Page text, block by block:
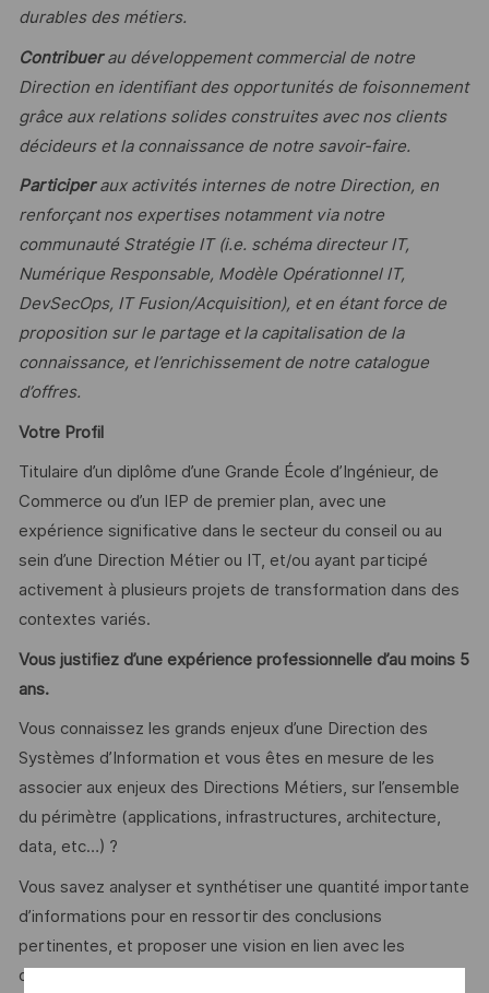
durables des métiers.
Contribuerau développement commercial de notre
Direction en identifiant des opportunités de foisonnement
grâce aux relations solides construites avec nos clients
décideurs et la connaissance de notre savoir-faire.
Participeraux activités internes de notre Direction, en
renforçant nos expertises notamment via notre
communauté Stratégie IT (i.e. schéma directeur IT,
Numérique Responsable, Modèle Opérationnel IT,
DevSecOps, IT Fusion/Acquisition), et en étant force de
proposition sur le partage et la capitalisation de la
connaissance, et l’enrichissement de notre catalogue
d’offres.
Votre Profil
Titulaire d’un diplôme d’une Grande École d’Ingénieur, de
Commerce ou d’un IEP de premier plan, avec une
expérience significative dans le secteur du conseil ou au
sein d’une Direction Métier ou IT, et/ou ayant participé
activement à plusieurs projets de transformation dans des
contextes variés.
Vous justifiez d’une expérience professionnelle d’au moins 5
ans.
Vous connaissez les grands enjeux d’une Direction des
Systèmes d’Information et vous êtes en mesure de les
associer aux enjeux des Directions Métiers, sur l’ensemble
du périmètre (applications, infrastructures, architecture,
data, etc…) ?
Vous savez analyser et synthétiser une quantité importante
d’informations pour en ressortir des conclusions
pertinentes, et proposer une vision en lien avec les
objectifs de votre client ?